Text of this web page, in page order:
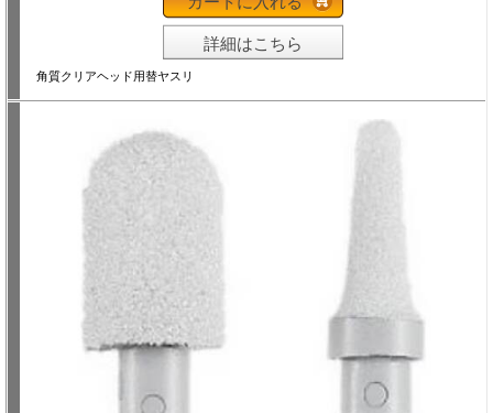
詳細はこちら
角質クリアヘッド用替ヤスリ